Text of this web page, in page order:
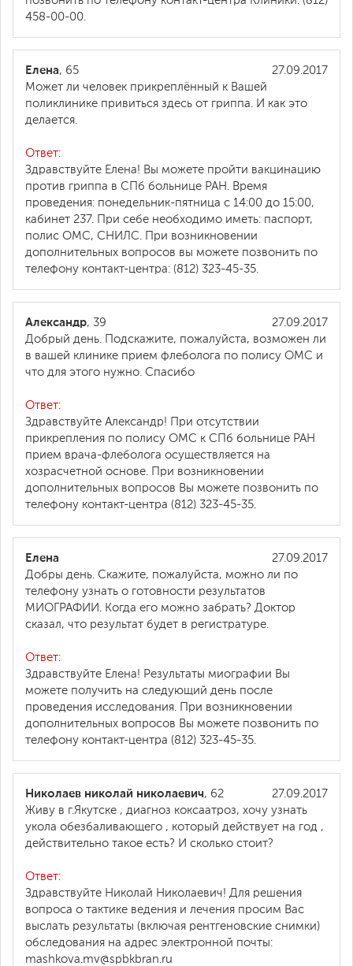
458-00-00.
27.09.2017
Елена, 65
Может ли человек прикреплённый к Вашей
поликлинике привиться здесь от гриппа. И как это
делается.
Ответ:
Здравствуйте Елена! Вы можете пройти вакцинацию
против гриппа в СПб больнице РАН. Время
проведения: понедельник-пятница с 14:00 до 15:00,
кабинет 237. При себе необходимо иметь: паспорт,
полис ОМС, СНИЛС. При возникновении
дополнительных вопросов вы можете позвонить по
телефону контакт-центра: (812) 323-45-35.
27.09.2017
Александр, 39
Добрый день. Подскажите, пожалуйста, возможен ли
в вашей клинике прием флеболога по полису ОМС и
что для этого нужно. Спасибо
Ответ:
Здравствуйте Александр! При отсутствии
прикрепления по полису ОМС к СПб больнице РАН
прием врача-флеболога осуществляется на
хозрасчетной основе. При возникновении
дополнительных вопросов Вы можете позвонить по
телефону контакт-центра (812) 323-45-35.
27.09.2017
Елена
Добры день. Скажите, пожалуйста, можно ли по
телефону узнать о готовности результатов
МИОГРАФИИ. Когда его можно забрать? Доктор
сказал, что результат будет в регистратуре.
Ответ:
Здравствуйте Елена! Результаты миографии Вы
можете получить на следующий день после
проведения исследования. При возникновении
дополнительных вопросов Вы можете позвонить по
телефону контакт-центра (812) 323-45-35.
27.09.2017
Николаев николай николаевич, 62
Живу в г.Якутске , диагноз коксаатроз, хочу узнать
укола обезбаливающего , который действует на год ,
действительно такое есть? И сколько стоит?
Ответ:
Здравствуйте Николай Николаевич! Для решения
вопроса о тактике ведения и лечения просим Вас
выслать результаты (включая рентгеновские снимки)
обследования на адрес электронной почты:
mashkova.mv@spbkbran.ru